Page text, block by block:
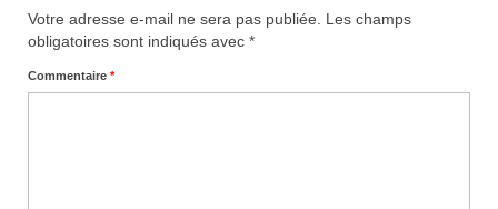
Votre adresse e-mail ne sera pas publiée.
Les champs
obligatoires sont indiqués avec *
Commentaire *